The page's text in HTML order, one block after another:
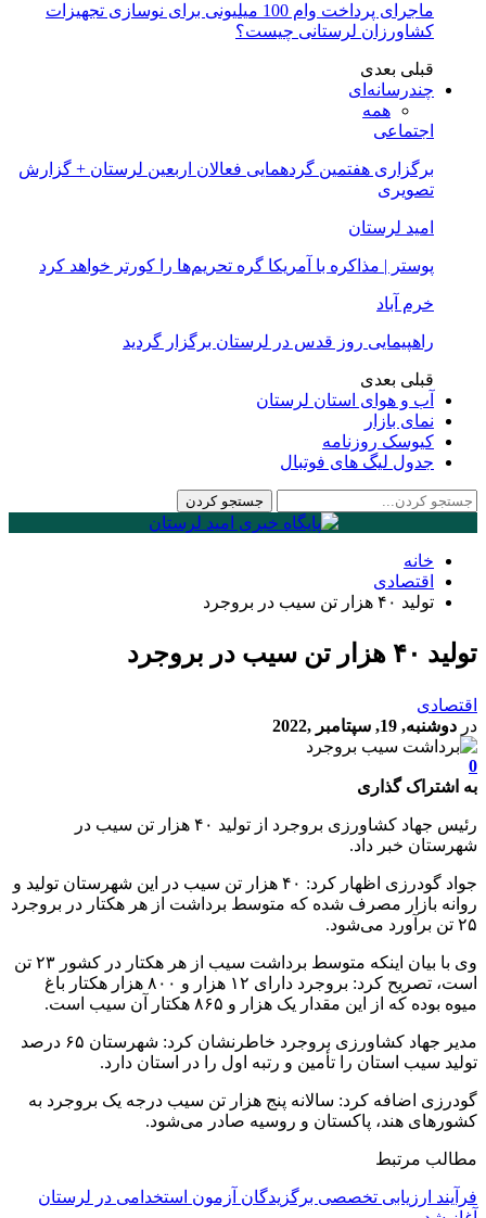
ماجرای پرداخت وام 100 میلیونی برای نوسازی تجهیزات
کشاورزان لرستانی چیست؟
قبلی بعدی
چندرسانه‌ای
همه
اجتماعی
برگزاری هفتمین گردهمایی فعالان اربعین لرستان + گزارش
تصویری
امید لرستان
پوستر | مذاکره با آمریکا گره تحریم‌ها را کورتر خواهد کرد
خرم آباد
راهپیمایی روز قدس در لرستان برگزار گردید
قبلی بعدی
آب و هوای استان لرستان
نمای بازار
کیوسک روزنامه
جدول لیگ های فوتبال
خانه
اقتصادی
تولید ۴۰ هزار تن سیب در بروجرد
تولید ۴۰ هزار تن سیب در بروجرد
اقتصادی
در دوشنبه, 19, سپتامبر ,2022
0
به اشتراک گذاری
رئیس جهاد کشاورزی بروجرد از تولید ۴۰ هزار تن سیب در
شهرستان خبر داد.
جواد گودرزی اظهار کرد: ۴۰ هزار تن سیب در این شهرستان تولید و
روانه بازار مصرف شده که متوسط برداشت از هر هکتار در بروجرد
۲۵ تن برآورد می‌شود.
وی با بیان اینکه متوسط برداشت سیب از هر هکتار در کشور ۲۳ تن
است، تصریح کرد: بروجرد دارای ۱۲ هزار و ۸۰۰ هزار هکتار باغ
میوه بوده که از این مقدار یک هزار و ۸۶۵ هکتار آن سیب است.
مدیر جهاد کشاورزی بروجرد خاطرنشان کرد: شهرستان ۶۵ درصد
تولید سیب استان را تأمین و رتبه اول را در استان دارد.
گودرزی اضافه کرد: سالانه پنج هزار تن سیب درجه یک بروجرد به
کشورهای هند، پاکستان و روسیه صادر می‌شود.
مطالب مرتبط
فرآیند ارزیابی تخصصی برگزیدگان آزمون استخدامی در لرستان